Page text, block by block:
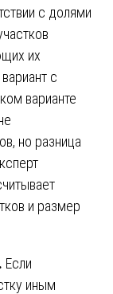
с долями
их
с
варианте
но разница
и размер
Если
иным